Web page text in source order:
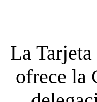
La
ofrece la